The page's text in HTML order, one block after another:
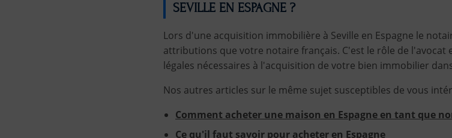
SEVILLE EN ESPAGNE ?
Lors d'une acquisition immobilière à Seville en Espagne le
attributions que votre notaire français. C'est le rôle de l'avocat
légales nécessaires à l'acquisition de votre bien immobilier
Nos autres articles sur le même sujet susceptibles de vous
Comment acheter une maison en Espagne en tant que
Ce qu'il faut savoir pour acheter en Espagne